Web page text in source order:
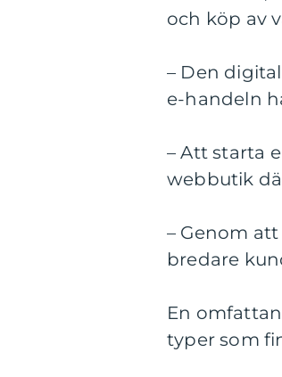
och köp av
– Den
e-handeln
– Att starta
webbutik
– Genom
bredare
En
typer som